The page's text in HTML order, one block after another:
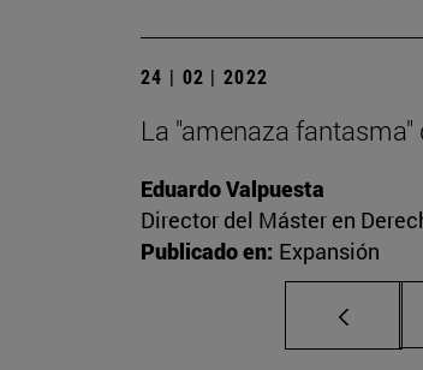
24 | 02 | 2022
La "amenaza
Eduardo Valpuesta
Director del Máster en
Publicado en: Expansión